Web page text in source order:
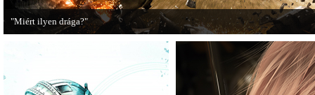
"Miért ilyen drága?"
A PC Guru utánajárt, miért kerülnek olyan sokba a AAA-kategóriás